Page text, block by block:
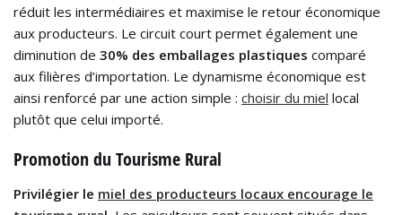
réduit les intermédiaires et maximise le retour économique
aux producteurs. Le circuit court permet également une
diminution de 30% des emballages plastiques comparé
aux filières d’importation. Le dynamisme économique est
ainsi renforcé par une action simple : choisir du miel local
plutôt que celui importé.
Promotion du Tourisme Rural
Privilégier le miel des producteurs locaux encourage le